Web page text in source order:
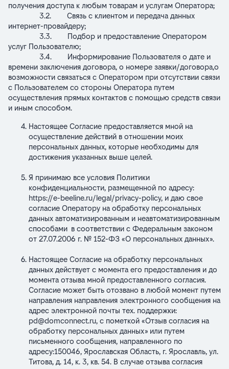
получения доступа к любым товарам и услугам Оператора;
3.2. Связь с клиентом и передача данных
интернет-провайдеру;
3.3. Подбор и предоставление Оператором
услуг Пользователю;
3.4. Информирование Пользователя о дате и
времени заключения договора, о номере заявки/договора,о
возможности связаться с Оператором при отсутствии связи
с Пользователем со стороны Оператора путем
осуществления прямых контактов с помощью средств связи
и иным способом.
Настоящее Согласие предоставляется мной на
осуществление действий в отношении моих
персональных данных, которые необходимы для
достижения указанных выше целей.
Я принимаю все условия Политики
конфиденциальности, размещенной по адресу:
https://e-beeline.ru/legal/privacy-policy, и даю свое
согласие Оператору на обработку персональных
данных автоматизированным и неавтоматизированным
способами в соответствии с Федеральным законом
от 27.07.2006 г. № 152-ФЗ «О персональных данных».
Настоящее Согласие на обработку персональных
данных действует с момента его предоставления и до
момента отзыва мной предоставленного согласия.
Согласие может быть отозвано в любой момент путем
направления направления электронного сообщения на
адрес электронной почты тех. поддержки:
pd@domconnect.ru, с пометкой «Отзыв согласия на
обработку персональных данных» или путем
письменного сообщения, направленного по
адресу:150046, Ярославская Область, г. Ярославль, ул.
Титова, д. 14, к. 3, кв. 54. В случае отзыва согласия